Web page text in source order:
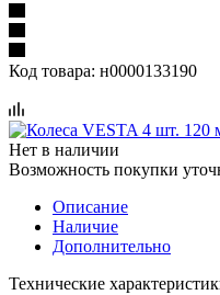
Код товара: н0000133190
Нет в наличии
Возможность покупки
Описание
Наличие
Дополнительно
Технические